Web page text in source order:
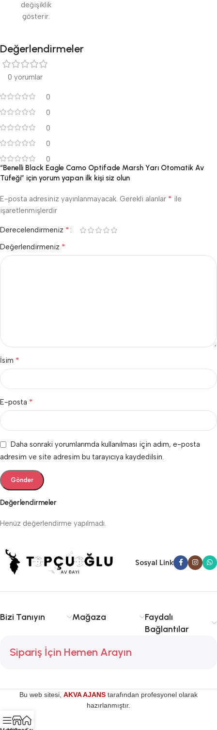
değişiklik
gösterir.
Değerlendirmeler
0 yorumlar
0
0
0
0
0
Değerlendirmeler
Henüz değerlendirme yapılmadı.
“Benelli Black Eagle Camo Optifade Marsh Yarı Otomatik Av
Tüfeği” için yorum yapan ilk kişi siz olun
E-posta adresiniz yayınlanmayacak. Gerekli alanlar * ile
işaretlenmişlerdir
Derecelendirmeniz *
Değerlendirmeniz *
İsim *
E-posta *
Daha sonraki yorumlarımda kullanılması için adım, e-posta
adresim ve site adresim bu tarayıcıya kaydedilsin.
Sosyal Link
Bizi Tanıyın Mağaza
Faydalı
Bağlantılar
Sipariş İçin Hemen Arayın
Bu web sitesi, AKVA AJANS tarafından profesyonel olarak
hazırlanmıştır.